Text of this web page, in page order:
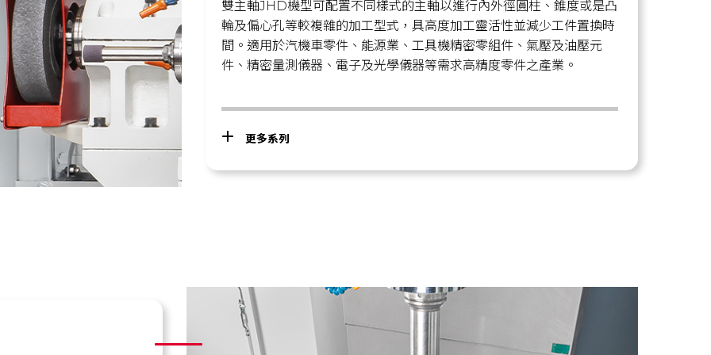
雙主軸JHD機型可配置不同樣式的主軸以進行內外徑圓柱、錐度或是凸
輪及偏心孔等較複雜的加工型式，具高度加工靈活性並減少工件置換時
間。適用於汽機車零件、能源業、工具機精密零組件、氣壓及油壓元
件、精密量測儀器、電子及光學儀器等需求高精度零件之產業。
更多系列